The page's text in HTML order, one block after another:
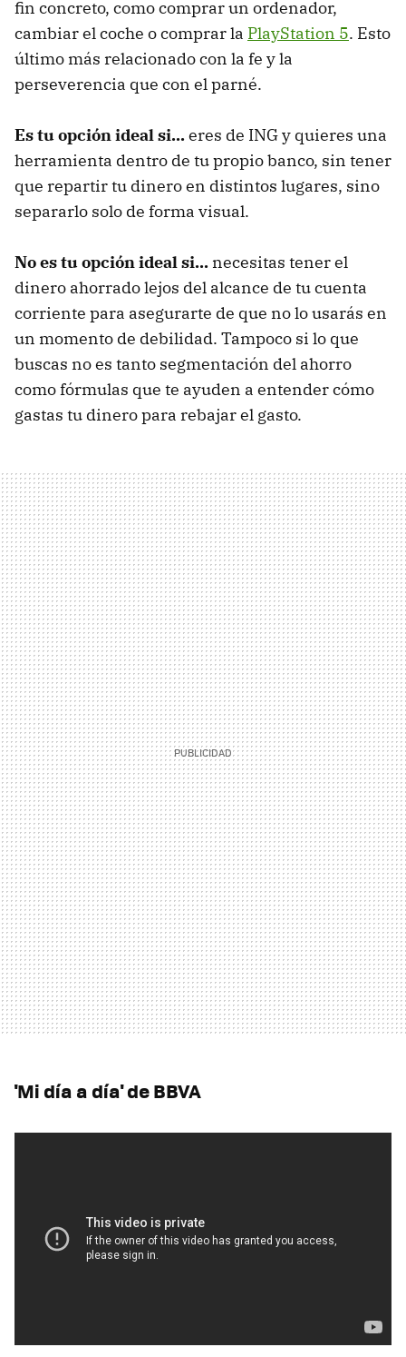
fin concreto, como comprar un ordenador,
cambiar el coche o comprar la PlayStation 5. Esto
último más relacionado con la fe y la
perseverencia que con el parné.
Es tu opción ideal si...eres de ING y quieres una
herramienta dentro de tu propio banco, sin tener
que repartir tu dinero en distintos lugares, sino
separarlo solo de forma visual.
No es tu opción ideal si... necesitas tener el
dinero ahorrado lejos del alcance de tu cuenta
corriente para asegurarte de que no lo usarás en
un momento de debilidad. Tampoco si lo que
buscas no es tanto segmentación del ahorro
como fórmulas que te ayuden a entender cómo
gastas tu dinero para rebajar el gasto.
'Mi día a día' de BBVA